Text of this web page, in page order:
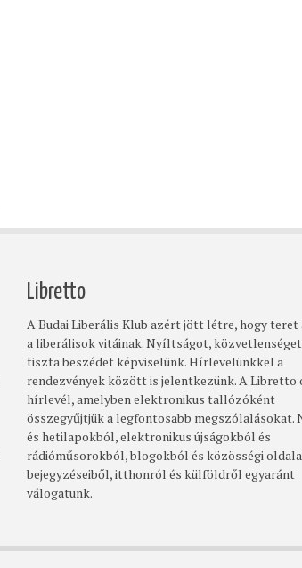
Libretto
A Budai Liberális Klub azért jött létre, hogy teret
a liberálisok vitáinak. Nyíltságot,
tiszta beszédet képviselünk. Hírlevelünkkel a
rendezvények között is jelentkezünk. A Libretto
hírlevél, amelyben elektronikus tallózóként
összegyűjtjük a legfontosabb megszólalásokat.
és hetilapokból, elektronikus újságokból és
rádióműsorokból, blogokból és közösségi
bejegyzéseiből, itthonról és külföldről egyaránt
válogatunk.